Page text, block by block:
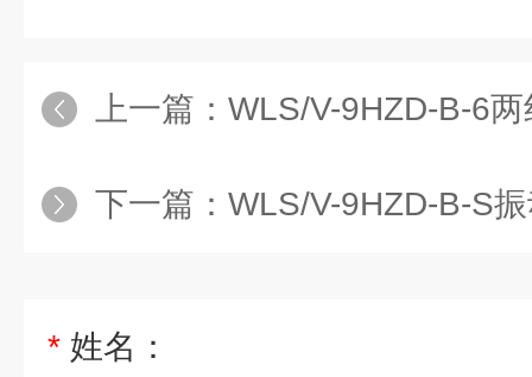
上一篇： WLS/V-9HZD-B-6两
下一篇： WLS/V-9HZD-B-S
* 姓名：